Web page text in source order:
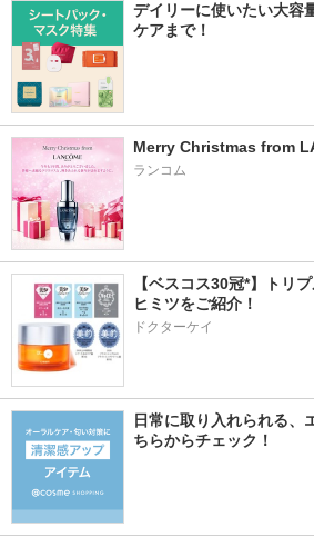
デイリーに使いたい大容
ケアまで！
Merry Christmas from
ランコム
【ベスコス30冠*】トリ
ヒミツをご紹介！
ドクターケイ
日常に取り入れられる、
ちらからチェック！